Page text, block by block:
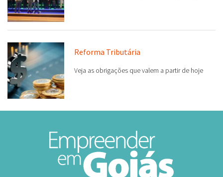
Veja as obrigações que valem a partir de hoje